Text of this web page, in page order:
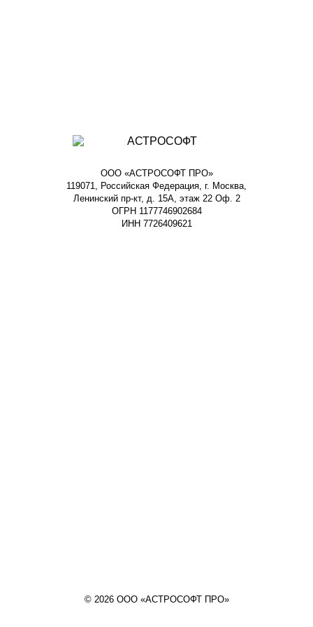
ООО «АСТРОСОФТ ПРО»
119071, Российская Федерация, г. Москва,
Ленинский пр-кт, д. 15А, этаж 22 Оф. 2
ОГРН 1177746902684
ИНН 7726409621
© 2026 ООО «АСТРОСОФТ ПРО»